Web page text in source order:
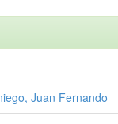
Juan Fernando